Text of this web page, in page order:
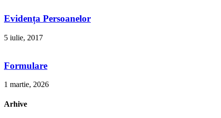
Evidența Persoanelor
5 iulie, 2017
Formulare
1 martie, 2026
Arhive